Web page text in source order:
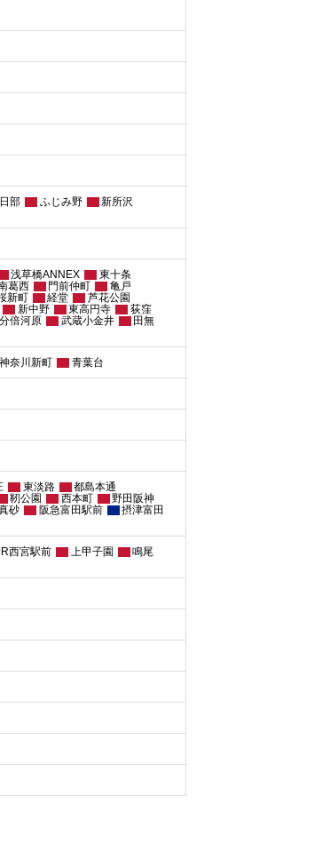
部 ふじみ野
新所沢
浅草橋ANNEX
東十条
葛西 門前仲町
亀戸
新町 経堂
芦花公園
新中野 東高円寺
荻窪
倍河原 武蔵小金井
田無
神奈川新町 青葉台
東淡路
都島本通
靭公園 西本町
野田阪神
砂 阪急富田駅前
摂津富田
西宮駅前 上甲子園
鳴尾